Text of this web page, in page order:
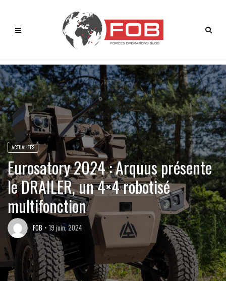
ACTUALITÉS
Eurosatory 2024 : Arquus présente
le DRAILER, un 4×4 robotisé
multifonction
FOB 19 juin, 2024